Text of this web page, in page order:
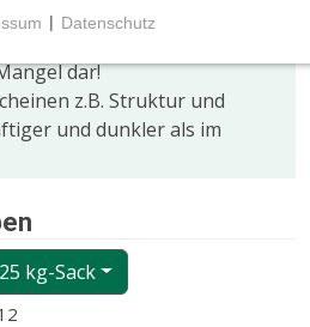
dar!
z.B. Struktur und
und dunkler als im
kg-Sack
ermöglichen grundlegende
für die einwandfreie Funktion
| Datenschutz